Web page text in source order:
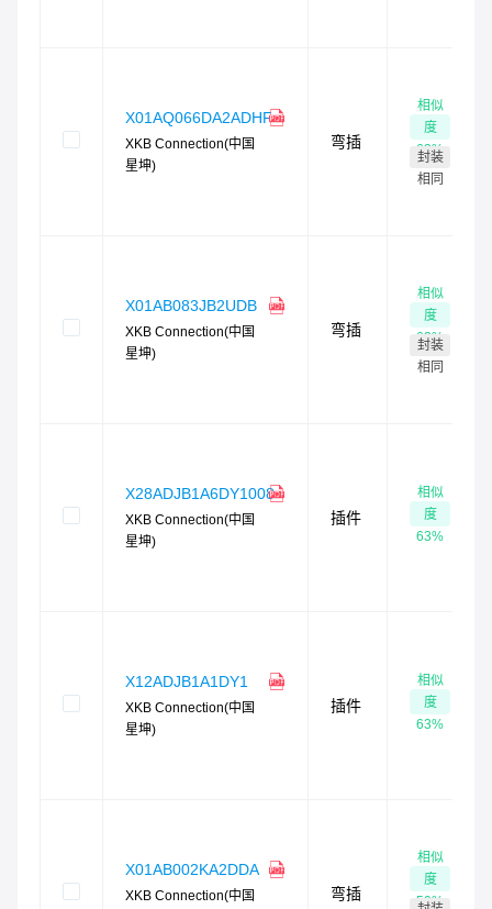
X01AQ066DA2ADHF
XKB Connection(中国
星坤)
弯插
相似
度
63%
封装
相同
X01AB083JB2UDB
XKB Connection(中国
星坤)
弯插
相似
度
63%
封装
相同
X28ADJB1A6DY1008
XKB Connection(中国
星坤)
插件
相似
度
63%
X12ADJB1A1DY1
XKB Connection(中国
星坤)
插件
相似
度
63%
X01AB002KA2DDA
XKB Connection(中国
弯插
相似
度
59%